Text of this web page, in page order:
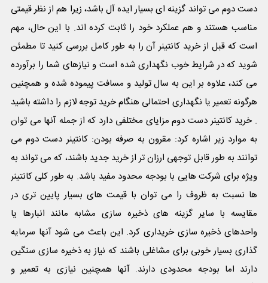
دست دوم می تواند گزینه ای بسیار ایده آل باشد، زیرا هم از نظر قیمتی
مناسب هستند و هم عملکرد خود را ثابت کرده اند. با این حال، مهم
است که قبل از خرید کانتینر آن را به طور کامل بررسی کنید تا مطمئن
شوید که در شرایط خوب نگهداری شده است و نیازهای شما را برآورده
می کند، علاوه بر این به سال تولید و مسافت پیموده شده و همچنین
هرگونه تعمیر یا نگهداری احتمالی هنگام خرید توجه لازم را داشته باشید
. خرید کانتینر دست دوم مزایای مختلفی دارد که از جمله آنها می توان
به موارد زیر اشاره کرد: مقرون به صرفه بودن: کانتینر دست دوم می
توانند به طور قابل توجهی ارزان تر از خرید جدید باشند، که می تواند به
ویژه برای شرکت هایی با بودجه محدود مفید باشد. به طور کلی کانتینر
ها نسبت به ظروف را می توان با قیمت های بسیار پایین تری در
مقایسه با سایر گزینه های ذخیره سازی مشابه مانند انبارها یا
واحدهای ذخیره سازی خریداری کرد. این باعث می شود آنها سرمایه
گذاری بسیار خوبی برای مشاغلی باشند که نیاز به ذخیره سازی سنگین
دارند اما بودجه محدودی دارند. آنها همچنین نیازی به تعمیر و